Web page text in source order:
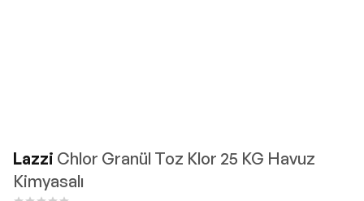
Lazzi Chlor Granül Toz Klor 25 KG Havuz
Kimyasalı